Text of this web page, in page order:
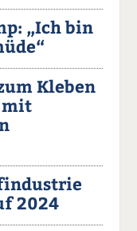
„Ich bin
Kleben
mit
2024